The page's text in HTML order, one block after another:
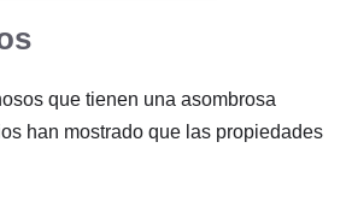
que tienen una asombrosa
han mostrado que las propiedades